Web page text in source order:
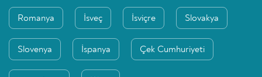
Romanya İsveç İsviçre Slovakya
Slovenya İspanya Çek Cumhuriyeti